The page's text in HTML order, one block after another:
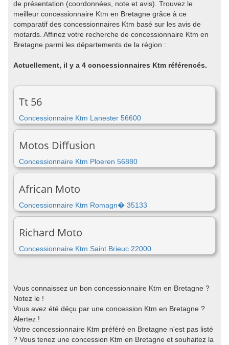
de présentation (coordonnées, note et avis). Trouvez le
meilleur concessionnaire Ktm en Bretagne grâce à ce
comparatif des concessionnaires Ktm basé sur les avis de
motards. Affinez votre recherche de concessionnaire Ktm en
Bretagne parmi les départements de la région :
Actuellement, il y a 4 concessionnaires Ktm référencés.
Tt 56
Concessionnaire Ktm Lanester 56600
Motos Diffusion
Concessionnaire Ktm Ploeren 56880
African Moto
Concessionnaire Ktm Romagn� 35133
Richard Moto
Concessionnaire Ktm Saint Brieuc 22000
Vous connaissez un bon concessionnaire Ktm en Bretagne ?
Notez le !
Vous avez été déçu par une concession Ktm en Bretagne ?
Alertez !
Votre concessionnaire Ktm préféré en Bretagne n'est pas listé
? Vous tenez une concession Ktm en Bretagne et souhaitez la